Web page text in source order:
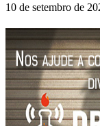
10 de setembro de